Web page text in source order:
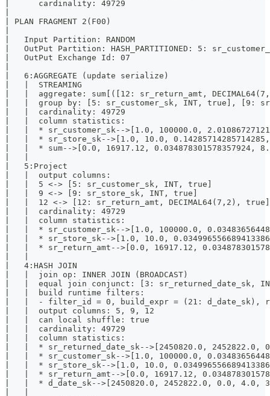
|      cardinality: 49729
| PLAN FRAGMENT 2(F00)
|   Input Partition: RANDOM
|   OutPut Partition: HASH_PARTITIONED:
|   OutPut Exchange Id: 07
|   6:AGGREGATE (update serialize)
|   |  STREAMING
|   |  aggregate: sum[([12: sr_return_amt,
|   |  group by: [5: sr_customer_sk, INT,
|   |  cardinality: 49729
|   |  column statistics:
|   |  * sr_customer_sk-->[1.0, 100000.0,
|   |  * sr_store_sk-->[1.0, 10.0,
|   |  * sum-->[0.0, 16917.12,
|   5:Project
|   |  output columns:
|   |  5 <-> [5: sr_customer_sk, INT,
|   |  9 <-> [9: sr_store_sk, INT, true]
|   |  12 <-> [12: sr_return_amt,
|   |  cardinality: 49729
|   |  column statistics:
|   |  * sr_customer_sk-->[1.0, 100000.0,
|   |  * sr_store_sk-->[1.0, 10.0,
|   |  * sr_return_amt-->[0.0, 16917.12,
|   4:HASH JOIN
|   |  join op: INNER JOIN
|   |  equal join conjunct: [3:
|   |  build runtime filters:
|   |  - filter_id = 0, build_expr = (21:
|   |  output columns: 5, 9, 12
|   |  can local shuffle: true
|   |  cardinality: 49729
|   |  column statistics:
|   |  * sr_returned_date_sk-->[2450820.0,
|   |  * sr_customer_sk-->[1.0, 100000.0,
|   |  * sr_store_sk-->[1.0, 10.0,
|   |  * sr_return_amt-->[0.0, 16917.12,
|   |  * d_date_sk-->[2450820.0, 2452822.0,